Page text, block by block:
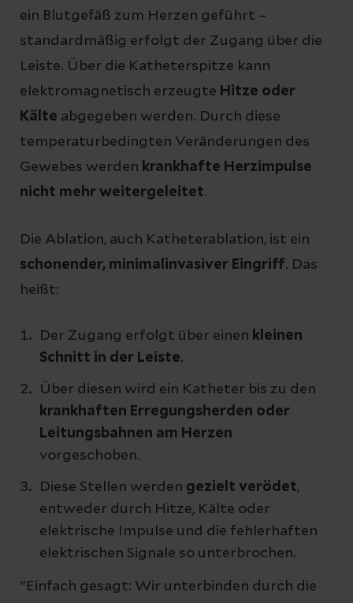
ein Blutgefäß zum Herzen geführt –
standardmäßig erfolgt der Zugang über die
Leiste. Über die Katheterspitze kann
elektromagnetisch erzeugte Hitze oder
Kälte abgegeben werden. Durch diese
temperaturbedingten Veränderungen des
Gewebes werden krankhafte Herzimpulse
nicht mehr weitergeleitet.
Die Ablation, auch Katheterablation, ist ein
schonender, minimalinvasiver Eingriff. Das
heißt:
Der Zugang erfolgt über einen kleinen
Schnitt in der Leiste.
Über diesen wird ein Katheter bis zu den
krankhaften Erregungsherden oder
Leitungsbahnen am Herzen
vorgeschoben.
Diese Stellen werden gezielt verödet,
entweder durch Hitze, Kälte oder
elektrische Impulse und die fehlerhaften
elektrischen Signale so unterbrochen.
"Einfach gesagt: Wir unterbinden durch die